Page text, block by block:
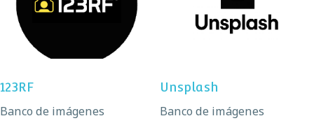
123RF
123RF
Banco de imágenes
Unsplash
Unsplash
Banco de imágenes